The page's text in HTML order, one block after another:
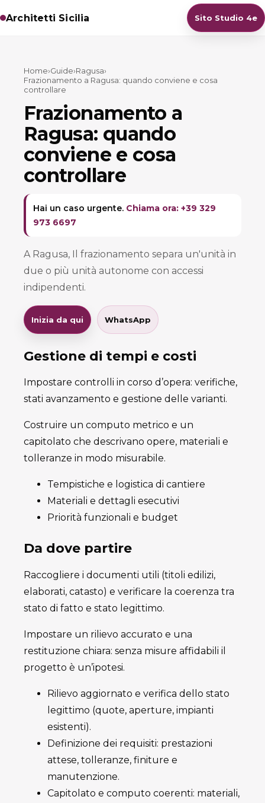
Architetti Sicilia Sito Studio 4e
Home›Guide›Ragusa›
Frazionamento a Ragusa: quando conviene e cosa
controllare
Frazionamento a
Ragusa: quando
conviene e cosa
controllare
Hai un caso urgente. Chiama ora: +39 329
973 6697
A Ragusa, Il frazionamento separa un'unità in
due o più unità autonome con accessi
indipendenti.
Inizia da qui WhatsApp
Gestione di tempi e costi
Impostare controlli in corso d’opera: verifiche,
stati avanzamento e gestione delle varianti.
Costruire un computo metrico e un
capitolato che descrivano opere, materiali e
tolleranze in modo misurabile.
Tempistiche e logistica di cantiere
Materiali e dettagli esecutivi
Priorità funzionali e budget
Da dove partire
Raccogliere i documenti utili (titoli edilizi,
elaborati, catasto) e verificare la coerenza tra
stato di fatto e stato legittimo.
Impostare un rilievo accurato e una
restituzione chiara: senza misure affidabili il
progetto è un’ipotesi.
Rilievo aggiornato e verifica dello stato
legittimo (quote, aperture, impianti
esistenti).
Definizione dei requisiti: prestazioni
attese, tolleranze, finiture e
manutenzione.
Capitolato e computo coerenti: materiali,